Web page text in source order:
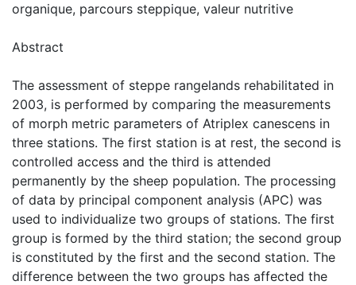
organique, parcours steppique, valeur nutritive
Abstract
The assessment of steppe rangelands rehabilitated in
2003, is performed by comparing the measurements
of morph metric parameters of Atriplex canescens in
three stations. The first station is at rest, the second is
controlled access and the third is attended
permanently by the sheep population. The processing
of data by principal component analysis (APC) was
used to individualize two groups of stations. The first
group is formed by the third station; the second group
is constituted by the first and the second station. The
difference between the two groups has affected the